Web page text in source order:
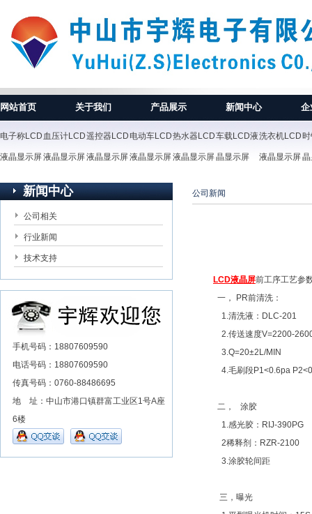
网站首页 关于我们 产品展示 新闻中心 企
电子称LCD
液晶显示屏
血压计LCD
液晶显示屏
遥控器LCD
液晶显示屏
电动车LCD
液晶显示屏
热水器LCD
液晶显示屏
车载LCD液
晶显示屏
洗衣机LCD
液晶显示屏
公司新闻
LCD液晶屏前工序工艺参
一， PR前清洗：
1.清洗液：DLC-201
2.传送速度V=2200-
3.Q=20±2L/MIN
4.毛刷段P1<0.6pa
二， 涂胶
1.感光胶：RIJ-390PG
2稀释剂：RZR-2100
3.涂胶轮间距
三，曝光
新闻中心
公司相关
行业新闻
技术支持
手机号码：18807609590
电话号码：18807609590
传真号码：0760-88486695
地 址：中山市港口镇群富工业区1号A座
6楼